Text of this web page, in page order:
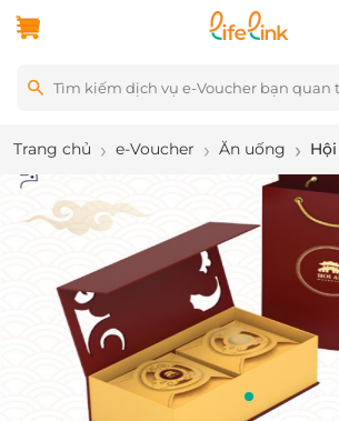
Trang chủ e-Voucher Ăn uống